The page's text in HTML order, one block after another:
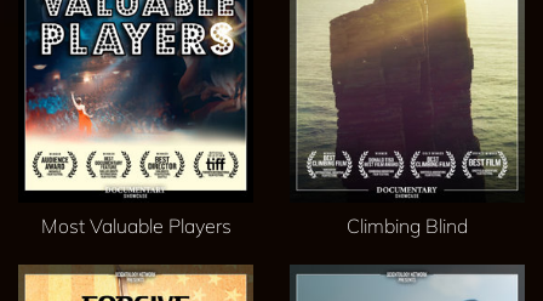
Most Valuable Players Climbing Blind